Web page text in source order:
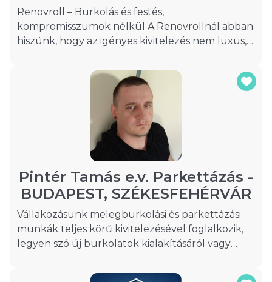
Renovroll – Burkolás és festés,
kompromisszumok nélkül A Renovrollnál abban
hiszünk, hogy az igényes kivitelezés nem luxus,
munkákat vállalunk, legyen szó lakásfelújításról,
családi házról vagy kisebb átalakításról. Precíz
munkavégzéssel, megbízható határidőkkel és
tiszta, rendezett kivitelezéssel dolgozunk.
Számunkra fontos a részletek pontossága, az
ügyfelek elégedettsége és az, hogy az elkészült
munka hosszú távon is örömet okozzon.
Pintér Tamás e.v. Parkettázás -
BUDAPEST, SZÉKESFEHÉRVÁR
Vállakozásunk melegburkolási és parkettázási
munkák teljes körű kivitelezésével foglalkozik,
legyen szó új burkolatok kialakításáról vagy
tartozik a laminált padló, szalag parketta,